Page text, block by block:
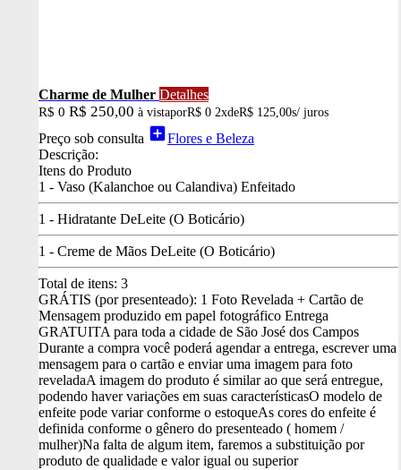
Charme de Mulher Detalhes
R$ 0 R$ 250,00 à vistaporR$ 0 2xdeR$ 125,00s/ juros
Preço sob consulta add_boxFlores e Beleza
Descrição:
Itens do Produto
1 - Vaso (Kalanchoe ou Calandiva) Enfeitado
1 - Hidratante DeLeite (O Boticário)
1 - Creme de Mãos DeLeite (O Boticário)
Total de itens: 3
GRÁTIS (por presenteado): 1 Foto Revelada + Cartão de
Mensagem produzido em papel fotográfico Entrega
GRATUITA para toda a cidade de São José dos Campos
Durante a compra você poderá agendar a entrega, escrever uma
mensagem para o cartão e enviar uma imagem para foto
reveladaA imagem do produto é similar ao que será entregue,
podendo haver variações em suas característicasO modelo de
enfeite pode variar conforme o estoqueAs cores do enfeite é
definida conforme o gênero do presenteado ( homem /
mulher)Na falta de algum item, faremos a substituição por
produto de qualidade e valor igual ou superior